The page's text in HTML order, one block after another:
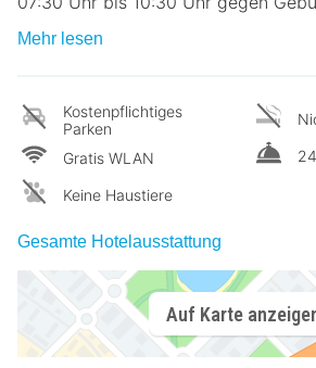
Mehr lesen
Kostenpflichtiges
Parken
Gratis WLAN
Keine Haustiere
Gesamte Hotelausstattung
Auf Karte